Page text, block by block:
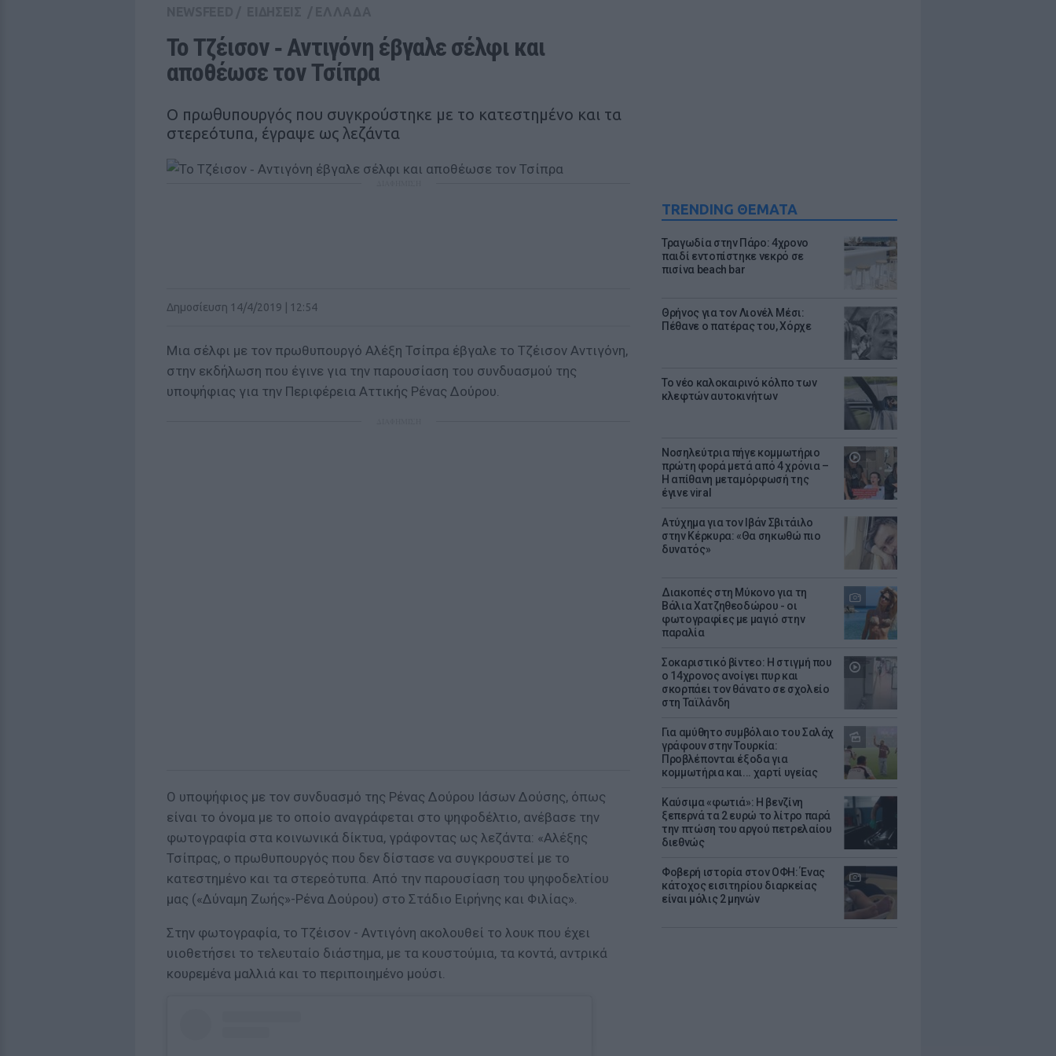
TRENDING ΘΕΜΑΤΑ
Τραγωδία στην Πάρο: 4χρονο
παιδί εντοπίστηκε νεκρό σε
πισίνα beach bar
Θρήνος για τον Λιονέλ Μέσι:
Πέθανε ο πατέρας του, Χόρχε
Το νέο καλοκαιρινό κόλπο των
κλεφτών αυτοκινήτων
Νοσηλεύτρια πήγε κομμωτήριο
πρώτη φορά μετά από 4 χρόνια –
Η απίθανη μεταμόρφωσή της
έγινε viral
Ατύχημα για τον Ιβάν Σβιτάιλο
στην Κέρκυρα: «Θα σηκωθώ πιο
δυνατός»
Διακοπές στη Μύκονο για τη
Βάλια Χατζηθεοδώρου - οι
φωτογραφίες με μαγιό στην
παραλία
Σοκαριστικό βίντεο: Η στιγμή που
ο 14χρονος ανοίγει πυρ και
σκορπάει τον θάνατο σε σχολείο
στη Ταϊλάνδη
Για αμύθητο συμβόλαιο του Σαλάχ
γράφουν στην Τουρκία:
Προβλέπονται έξοδα για
κομμωτήρια και... χαρτί υγείας
Καύσιμα «φωτιά»: Η βενζίνη
ξεπερνά τα 2 ευρώ το λίτρο παρά
την πτώση του αργού πετρελαίου
διεθνώς
Φοβερή ιστορία στον ΟΦΗ: Ένας
κάτοχος εισιτηρίου διαρκείας
είναι μόλις 2 μηνών
Το Τζέισον ‑ Αντιγόνη έβγαλε σέλφι και
αποθέωσε τον Τσίπρα
Ο πρωθυπουργός που συγκρούστηκε με το κατεστημένο και τα
στερεότυπα, έγραψε ως λεζάντα
Δημοσίευση 14/4/2019 | 12:54
Μια σέλφι με τον πρωθυπουργό Αλέξη Τσίπρα έβγαλε το Τζέισον Αντιγόνη,
στην εκδήλωση που έγινε για την παρουσίαση του συνδυασμού της
υποψήφιας για την Περιφέρεια Αττικής Ρένας Δούρου.
Ο υποψήφιος με τον συνδυασμό της Ρένας Δούρου Ιάσων Δούσης, όπως
είναι το όνομα με το οποίο αναγράφεται στο ψηφοδέλτιο, ανέβασε την
φωτογραφία στα κοινωνικά δίκτυα, γράφοντας ως λεζάντα: «Αλέξης
Τσίπρας, ο πρωθυπουργός που δεν δίστασε να συγκρουστεί με το
κατεστημένο και τα στερεότυπα. Από την παρουσίαση του ψηφοδελτίου
μας («Δύναμη Ζωής»-Ρένα Δούρου) στο Στάδιο Ειρήνης και Φιλίας».
Στην φωτογραφία, το Τζέισον - Αντιγόνη ακολουθεί το λουκ που έχει
υιοθετήσει το τελευταίο διάστημα, με τα κουστούμια, τα κοντά, αντρικά
κουρεμένα μαλλιά και το περιποιημένο μούσι.